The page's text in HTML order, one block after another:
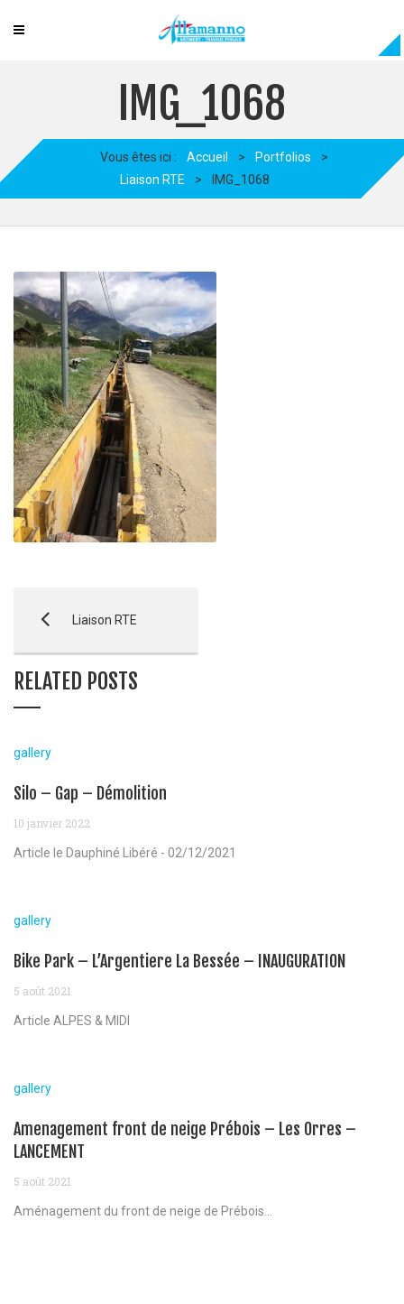
IMG_1068
Vous êtes ici : Accueil > Portfolios
>
Liaison RTE
> IMG_1068
Liaison RTE
RELATED POSTS
gallery
Silo – Gap – Démolition
10 janvier 2022
Article le Dauphiné Libéré - 02/12/2021
gallery
Bike Park – L’Argentiere La Bessée – INAUGURATION
5 août 2021
Article ALPES & MIDI
gallery
Amenagement front de neige Prébois – Les Orres –
LANCEMENT
5 août 2021
Aménagement du front de neige de Prébois...